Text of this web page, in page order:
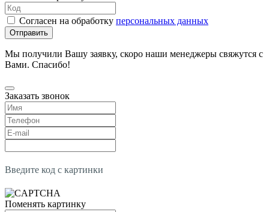
Согласен на обработку персональных данных
Отправить
Мы получили Вашу заявку, скоро наши менеджеры свяжутся с
Вами. Спасибо!
Заказать звонок
Введите код с картинки
Поменять картинку